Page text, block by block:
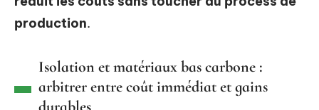
production.
Isolation et matériaux bas carbone :
arbitrer entre coût immédiat et gains
durables